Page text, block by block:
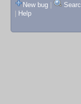
New bug
Help